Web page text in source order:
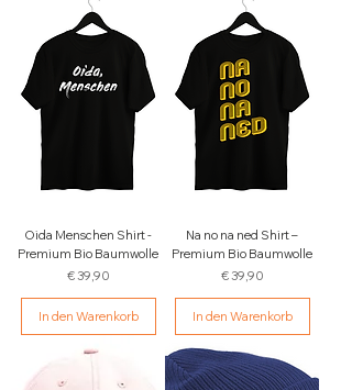
Oida Menschen Shirt -
Premium Bio Baumwolle
Preis
€ 39,90
In den Warenkorb
Na no na ned Shirt –
Premium Bio Baumwolle
Preis
€ 39,90
In den Warenkorb